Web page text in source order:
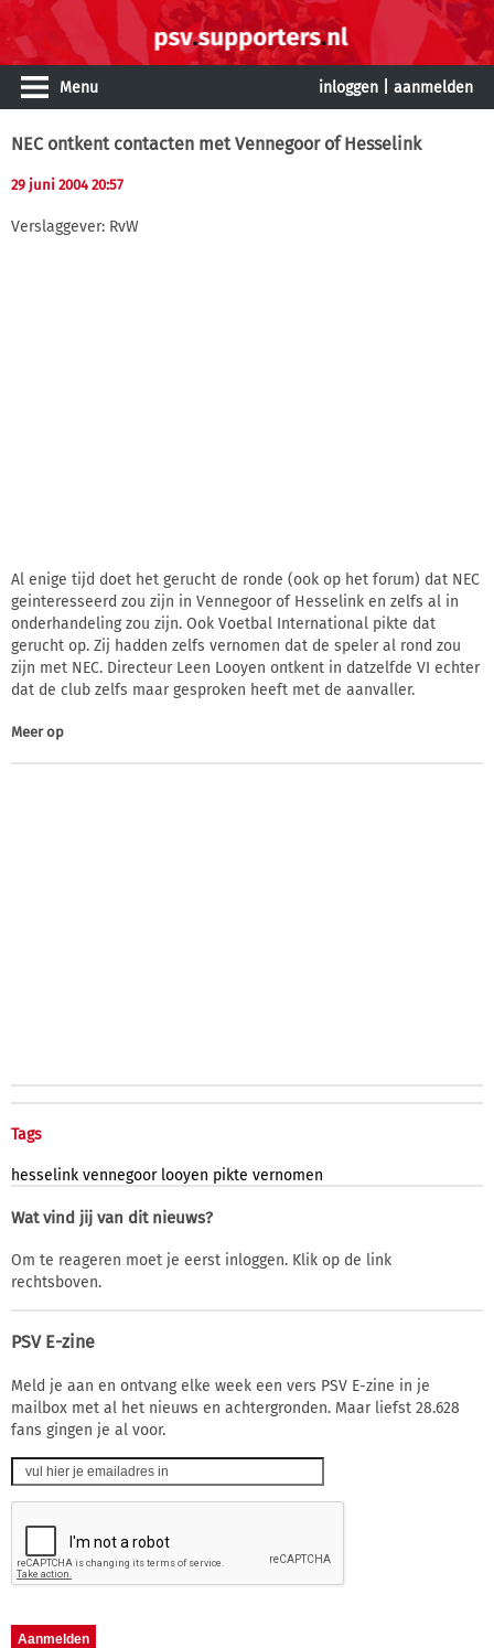
Menu inloggen aanmelden
NEC ontkent contacten met Vennegoor of Hesselink
29 juni 2004 20:57
Verslaggever: RvW
Al enige tijd doet het gerucht de ronde (ook op het forum) dat NEC
geinteresseerd zou zijn in Vennegoor of Hesselink en zelfs al in
onderhandeling zou zijn. Ook Voetbal International pikte dat
gerucht op. Zij hadden zelfs vernomen dat de speler al rond zou
zijn met NEC. Directeur Leen Looyen ontkent in datzelfde VI echter
dat de club zelfs maar gesproken heeft met de aanvaller.
Meer op
Tags
hesselink vennegoor looyen pikte vernomen
Wat vind jij van dit nieuws?
Om te reageren moet je eerst inloggen. Klik op de link
rechtsboven.
PSV E-zine
Meld je aan en ontvang elke week een vers PSV E-zine in je
mailbox met al het nieuws en achtergronden. Maar liefst 28.628
fans gingen je al voor.